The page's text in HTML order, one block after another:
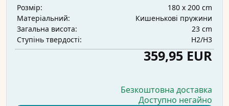
Розмір:
180 x 200 cm
Матеріальний:
Кишенькові пружини
Загальна висота:
23 cm
Ступінь твердості:
H2/H3
359,95 EUR
Безкоштовна доставка
Доступно негайно